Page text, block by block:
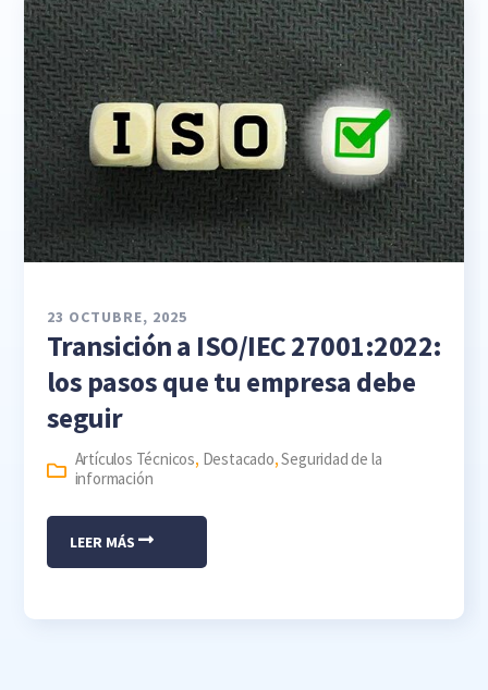
23 OCTUBRE, 2025
Transición a ISO/IEC 27001:2022:
los pasos que tu empresa debe
seguir
Artículos Técnicos, Destacado,Seguridad de la
información
LEER MÁS